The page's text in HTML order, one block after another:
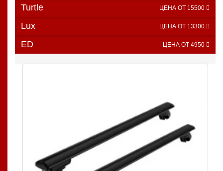
Turtle ЦЕНА ОТ 15500
Lux ЦЕНА ОТ 13300
ED ЦЕНА ОТ 4950